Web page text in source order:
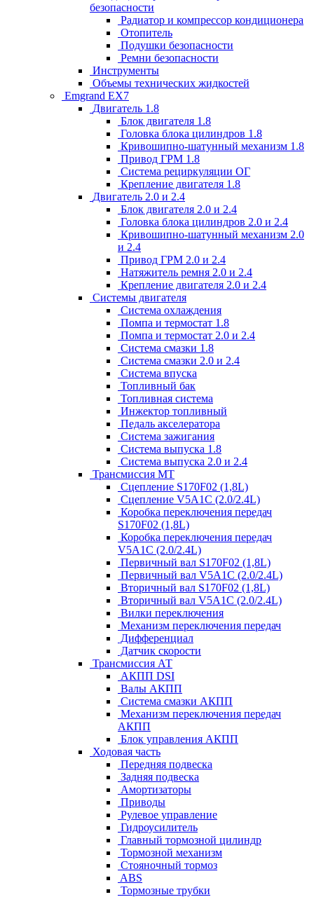
безопасности
Радиатор и компрессор кондиционера
Отопитель
Подушки безопасности
Ремни безопасности
Инструменты
Объемы технических жидкостей
Emgrand EX7
Двигатель 1.8
Блок двигателя 1.8
Головка блока цилиндров 1.8
Кривошипно-шатунный механизм 1.8
Привод ГРМ 1.8
Система рециркуляции ОГ
Крепление двигателя 1.8
Двигатель 2.0 и 2.4
Блок двигателя 2.0 и 2.4
Головка блока цилиндров 2.0 и 2.4
Кривошипно-шатунный механизм 2.0
и 2.4
Привод ГРМ 2.0 и 2.4
Натяжитель ремня 2.0 и 2.4
Крепление двигателя 2.0 и 2.4
Системы двигателя
Система охлаждения
Помпа и термостат 1.8
Помпа и термостат 2.0 и 2.4
Система смазки 1.8
Система смазки 2.0 и 2.4
Система впуска
Топливный бак
Топливная система
Инжектор топливный
Педаль акселератора
Система зажигания
Система выпуска 1.8
Система выпуска 2.0 и 2.4
Трансмиссия МТ
Сцепление S170F02 (1,8L)
Сцепление V5A1C (2.0/2.4L)
Коробка переключения передач
S170F02 (1,8L)
Коробка переключения передач
V5A1C (2.0/2.4L)
Первичный вал S170F02 (1,8L)
Первичный вал V5A1C (2.0/2.4L)
Вторичный вал S170F02 (1,8L)
Вторичный вал V5A1C (2.0/2.4L)
Вилки переключения
Механизм переключения передач
Дифференциал
Датчик скорости
Трансмиссия АТ
АКПП DSI
Валы АКПП
Система смазки АКПП
Механизм переключения передач
АКПП
Блок управления АКПП
Ходовая часть
Передняя подвеска
Задняя подвеска
Амортизаторы
Приводы
Рулевое управление
Гидроусилитель
Главный тормозной цилиндр
Тормозной механизм
Стояночный тормоз
ABS
Тормозные трубки